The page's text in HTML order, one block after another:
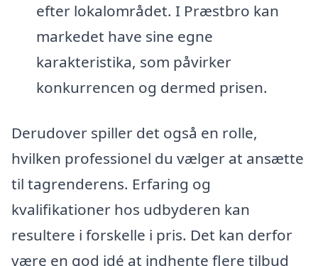
efter lokalområdet. I Præstbro kan
markedet have sine egne
karakteristika, som påvirker
konkurrencen og dermed prisen.
Derudover spiller det også en rolle,
hvilken professionel du vælger at ansætte
til tagrenderens. Erfaring og
kvalifikationer hos udbyderen kan
resultere i forskelle i pris. Det kan derfor
være en god idé at indhente flere tilbud